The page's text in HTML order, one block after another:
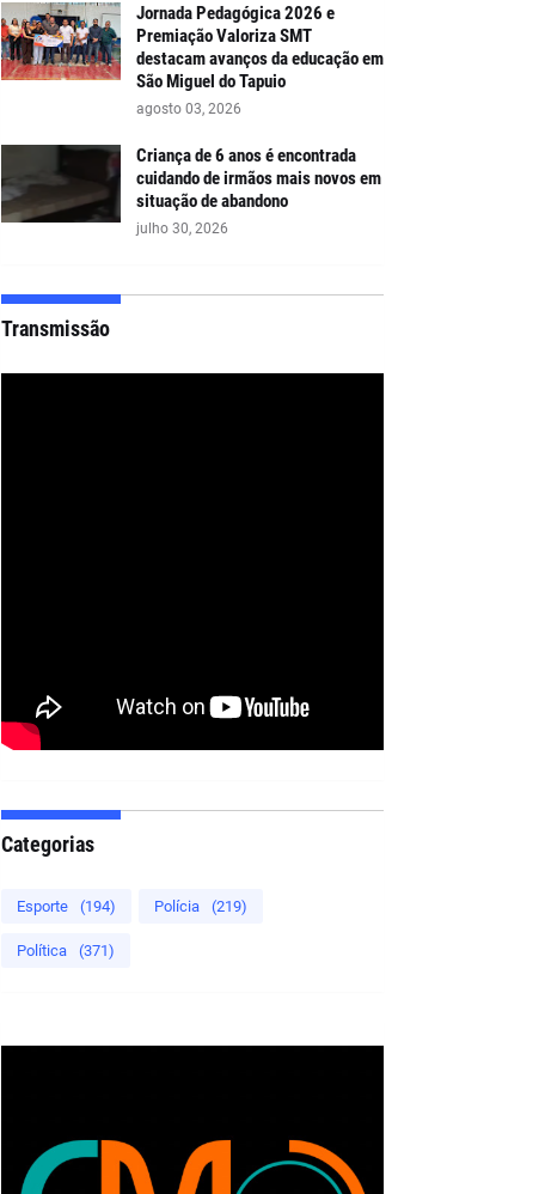
Jornada Pedagógica 2026 e
Premiação Valoriza SMT
destacam avanços da educação em
São Miguel do Tapuio
agosto 03, 2026
Criança de 6 anos é encontrada
cuidando de irmãos mais novos em
situação de abandono
julho 30, 2026
Transmissão
Categorias
Esporte (194) Polícia (219)
Política (371)